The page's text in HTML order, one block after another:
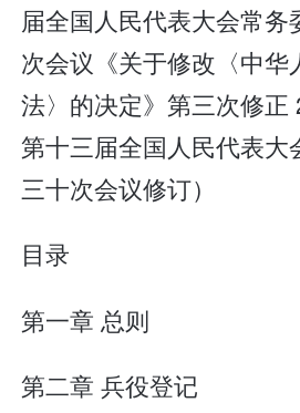
届全国人民代表大会常务
次会议《关于修改〈中华
法〉的决定》第三次修正
第十三届全国人民代表大
三十次会议修订）
目录
第一章 总则
第二章 兵役登记